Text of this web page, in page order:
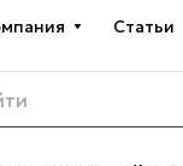
Статьи